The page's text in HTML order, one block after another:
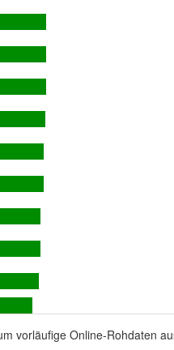
vorläufige Online-Rohdaten